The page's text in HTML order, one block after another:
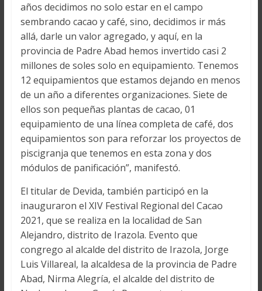
años decidimos no solo estar en el campo
sembrando cacao y café, sino, decidimos ir más
allá, darle un valor agregado, y aquí, en la
provincia de Padre Abad hemos invertido casi 2
millones de soles solo en equipamiento. Tenemos
12 equipamientos que estamos dejando en menos
de un año a diferentes organizaciones. Siete de
ellos son pequeñas plantas de cacao, 01
equipamiento de una línea completa de café, dos
equipamientos son para reforzar los proyectos de
piscigranja que tenemos en esta zona y dos
módulos de panificación”, manifestó.
El titular de Devida, también participó en la
inauguraron el XIV Festival Regional del Cacao
2021, que se realiza en la localidad de San
Alejandro, distrito de Irazola. Evento que
congrego al alcalde del distrito de Irazola, Jorge
Luis Villareal, la alcaldesa de la provincia de Padre
Abad, Nirma Alegría, el alcalde del distrito de